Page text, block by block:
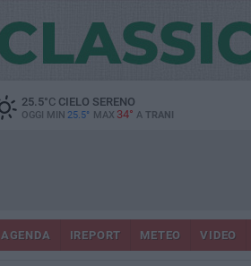
25.5°CCIELO SERENO
OGGI MIN 25.5° MAX 34° A TRANI
AGENDA IREPORT METEO VIDEO